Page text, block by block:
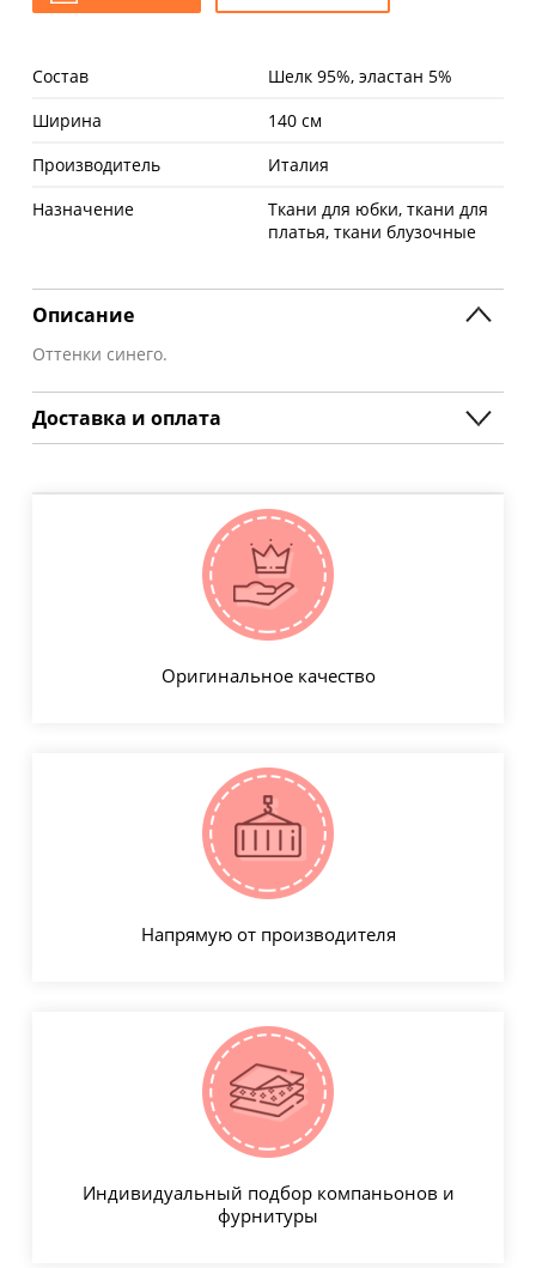
Состав
Шелк 95%, эластан 5%
Ширина
140 см
Производитель
Италия
Назначение
Ткани для юбки, ткани для
платья, ткани блузочные
Описание
Оттенки синего.
Доставка и оплата
Оригинальное качество
Напрямую от производителя
Индивидуальный подбор компаньонов и
фурнитуры